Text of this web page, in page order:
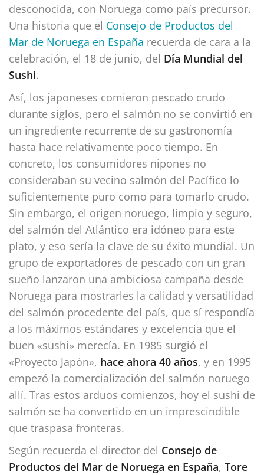
desconocida, con Noruega como país precursor.
Una historia que el Consejo de Productos del
Mar de Noruega en España recuerda de cara a la
celebración, el 18 de junio, del Día Mundial del
Sushi.
Así, los japoneses comieron pescado crudo
durante siglos, pero el salmón no se convirtió en
un ingrediente recurrente de su gastronomía
hasta hace relativamente poco tiempo. En
concreto, los consumidores nipones no
consideraban su vecino salmón del Pacífico lo
suficientemente puro como para tomarlo crudo.
Sin embargo, el origen noruego, limpio y seguro,
del salmón del Atlántico era idóneo para este
plato, y eso sería la clave de su éxito mundial. Un
grupo de exportadores de pescado con un gran
sueño lanzaron una ambiciosa campaña desde
Noruega para mostrarles la calidad y versatilidad
del salmón procedente del país, que sí respondía
a los máximos estándares y excelencia que el
buen «sushi» merecía. En 1985 surgió el
«Proyecto Japón», hace ahora 40 años, y en 1995
empezó la comercialización del salmón noruego
allí. Tras estos arduos comienzos, hoy el sushi de
salmón se ha convertido en un imprescindible
que traspasa fronteras.
Según recuerda el director del Consejo de
Productos del Mar de Noruega en España, Tore